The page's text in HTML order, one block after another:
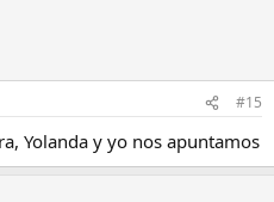
#15
Yolanda y yo nos apuntamos